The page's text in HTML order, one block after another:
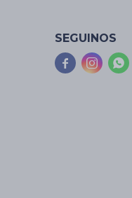
SEGUINOS
  